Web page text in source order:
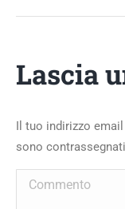
Lascia
Il tuo indirizzo
sono contrassegnati
Commento